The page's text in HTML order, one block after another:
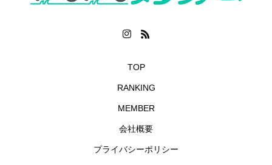
TOP
RANKING
MEMBER
会社概要
プライバシーポリシー